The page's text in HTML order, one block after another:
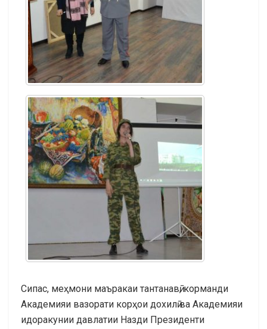
Сипас, меҳмони маъракаи тантанавӣ, корманди
Академияи вазорати корҳои дохилӣ ва Академияи
идоракунии давлатии Назди Президенти